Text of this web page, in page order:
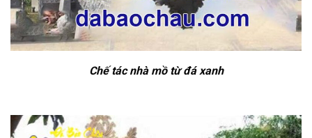
Chế tác nhà mồ từ đá xanh